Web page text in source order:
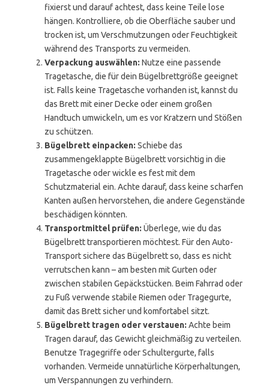
fixierst und darauf achtest, dass keine Teile lose
hängen. Kontrolliere, ob die Oberfläche sauber und
trocken ist, um Verschmutzungen oder Feuchtigkeit
während des Transports zu vermeiden.
Verpackung auswählen: Nutze eine passende
Tragetasche, die für dein Bügelbrettgröße geeignet
ist. Falls keine Tragetasche vorhanden ist, kannst du
das Brett mit einer Decke oder einem großen
Handtuch umwickeln, um es vor Kratzern und Stößen
zu schützen.
Bügelbrett einpacken: Schiebe das
zusammengeklappte Bügelbrett vorsichtig in die
Tragetasche oder wickle es fest mit dem
Schutzmaterial ein. Achte darauf, dass keine scharfen
Kanten außen hervorstehen, die andere Gegenstände
beschädigen könnten.
Transportmittel prüfen: Überlege, wie du das
Bügelbrett transportieren möchtest. Für den Auto-
Transport sichere das Bügelbrett so, dass es nicht
verrutschen kann – am besten mit Gurten oder
zwischen stabilen Gepäckstücken. Beim Fahrrad oder
zu Fuß verwende stabile Riemen oder Tragegurte,
damit das Brett sicher und komfortabel sitzt.
Bügelbrett tragen oder verstauen: Achte beim
Tragen darauf, das Gewicht gleichmäßig zu verteilen.
Benutze Tragegriffe oder Schultergurte, falls
vorhanden. Vermeide unnatürliche Körperhaltungen,
um Verspannungen zu verhindern.